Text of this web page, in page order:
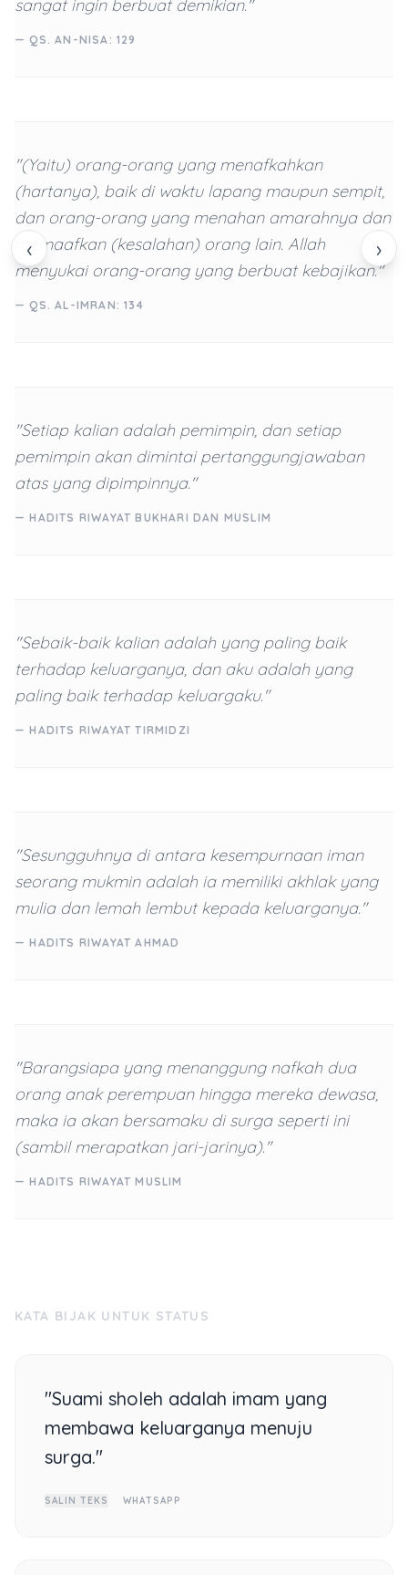
‹ ›
sangat ingin berbuat demikian."
— QS. AN-NISA: 129
"(Yaitu) orang-orang yang menafkahkan
(hartanya), baik di waktu lapang maupun sempit,
dan orang-orang yang menahan amarahnya dan
memaafkan (kesalahan) orang lain. Allah
menyukai orang-orang yang berbuat kebajikan."
— QS. AL-IMRAN: 134
"Setiap kalian adalah pemimpin, dan setiap
pemimpin akan dimintai pertanggungjawaban
atas yang dipimpinnya."
— HADITS RIWAYAT BUKHARI DAN MUSLIM
"Sebaik-baik kalian adalah yang paling baik
terhadap keluarganya, dan aku adalah yang
paling baik terhadap keluargaku."
— HADITS RIWAYAT TIRMIDZI
"Sesungguhnya di antara kesempurnaan iman
seorang mukmin adalah ia memiliki akhlak yang
mulia dan lemah lembut kepada keluarganya."
— HADITS RIWAYAT AHMAD
"Barangsiapa yang menanggung nafkah dua
orang anak perempuan hingga mereka dewasa,
maka ia akan bersamaku di surga seperti ini
(sambil merapatkan jari-jarinya)."
— HADITS RIWAYAT MUSLIM
KATA BIJAK UNTUK STATUS
"Suami sholeh adalah imam yang
membawa keluarganya menuju
surga."
SALIN TEKS WHATSAPP